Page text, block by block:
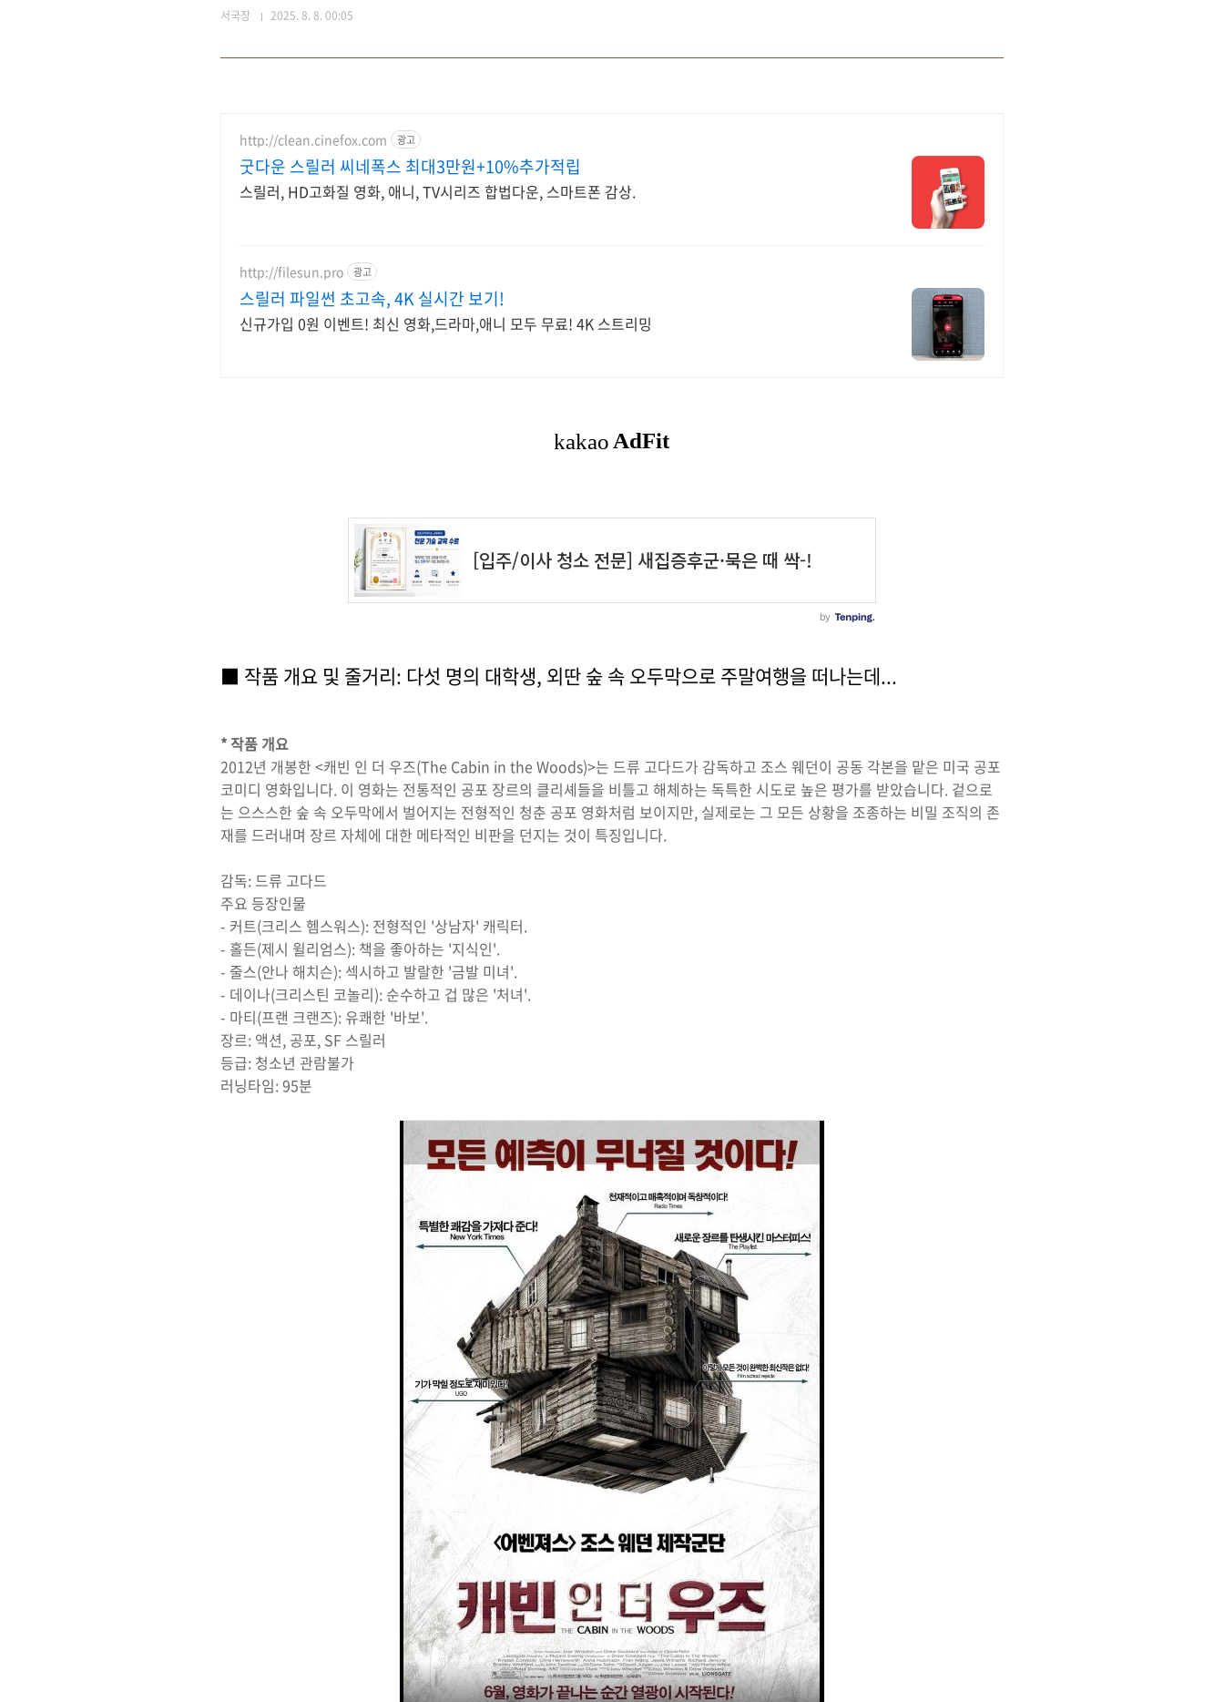
서국장 2025. 8. 8. 00:05
http://clean.cinefox.com 광고
굿다운 스릴러 씨네폭스 최대3만원+10%추가적립
스릴러, HD고화질 영화, 애니, TV시리즈 합법다운, 스마트폰 감상.
http://filesun.pro 광고
스릴러 파일썬 초고속, 4K 실시간 보기!
신규가입 0원 이벤트! 최신 영화,드라마,애니 모두 무료! 4K 스트리밍
■ 작품 개요 및 줄거리: 다섯 명의 대학생, 외딴 숲 속 오두막으로 주말여행을 떠나는데...
* 작품 개요
2012년 개봉한 <캐빈 인 더 우즈(The Cabin in the Woods)>는 드류 고다드가 감독하고 조스 웨던이 공동 각본을 맡은 미국 공포
코미디 영화입니다. 이 영화는 전통적인 공포 장르의 클리셰들을 비틀고 해체하는 독특한 시도로 높은 평가를 받았습니다. 겉으로
는 으스스한 숲 속 오두막에서 벌어지는 전형적인 청춘 공포 영화처럼 보이지만, 실제로는 그 모든 상황을 조종하는 비밀 조직의 존
재를 드러내며 장르 자체에 대한 메타적인 비판을 던지는 것이 특징입니다.
감독: 드류 고다드
주요 등장인물
- 커트(크리스 헴스워스): 전형적인 '상남자' 캐릭터.
- 홀든(제시 윌리엄스): 책을 좋아하는 '지식인'.
- 줄스(안나 해치슨): 섹시하고 발랄한 '금발 미녀'.
- 데이나(크리스틴 코놀리): 순수하고 겁 많은 '처녀'.
- 마티(프랜 크랜즈): 유쾌한 '바보'.
장르: 액션, 공포, SF 스릴러
등급: 청소년 관람불가
러닝타임: 95분